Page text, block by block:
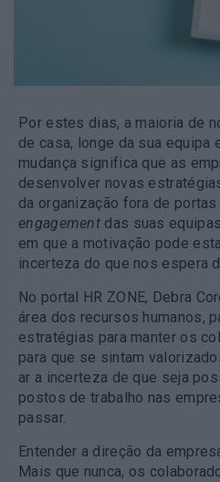
Por estes dias, a maioria de
de casa, longe da sua equipa
mudança significa que as
desenvolver novas
da organização fora de portas
engagement das suas equipas
em que a motivação pode
incerteza do que nos espera
No portal HR ZONE, Debra
área dos recursos humanos,
estratégias para manter os
para que se sintam
ar a incerteza de que seja
postos de trabalho nas
passar.
Entender a direção da
Mais que nunca, os